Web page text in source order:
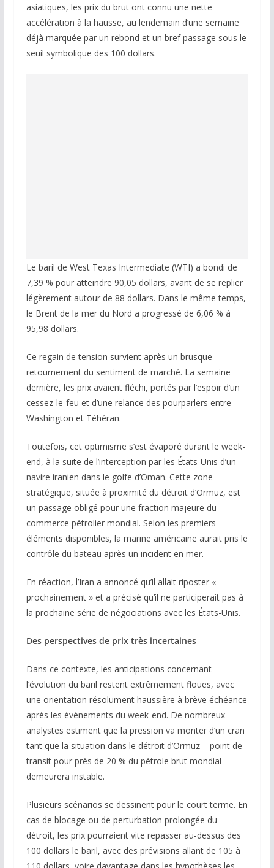
asiatiques, les prix du brut ont connu une nette
accélération à la hausse, au lendemain d’une semaine
déjà marquée par un rebond et un bref passage sous le
seuil symbolique des 100 dollars.
Le baril de West Texas Intermediate (WTI) a bondi de
7,39 % pour atteindre 90,05 dollars, avant de se replier
légèrement autour de 88 dollars. Dans le même temps,
le Brent de la mer du Nord a progressé de 6,06 % à
95,98 dollars.
Ce regain de tension survient après un brusque
retournement du sentiment de marché. La semaine
dernière, les prix avaient fléchi, portés par l’espoir d’un
cessez-le-feu et d’une relance des pourparlers entre
Washington et Téhéran.
Toutefois, cet optimisme s’est évaporé durant le week-
end, à la suite de l’interception par les États-Unis d’un
navire iranien dans le golfe d’Oman. Cette zone
stratégique, située à proximité du détroit d’Ormuz, est
un passage obligé pour une fraction majeure du
commerce pétrolier mondial. Selon les premiers
éléments disponibles, la marine américaine aurait pris le
contrôle du bateau après un incident en mer.
En réaction, l’Iran a annoncé qu’il allait riposter «
prochainement » et a précisé qu’il ne participerait pas à
la prochaine série de négociations avec les États-Unis.
Des perspectives de prix très incertaines
Dans ce contexte, les anticipations concernant
l’évolution du baril restent extrêmement floues, avec
une orientation résolument haussière à brève échéance
après les événements du week-end. De nombreux
analystes estiment que la pression va monter d’un cran
tant que la situation dans le détroit d’Ormuz – point de
transit pour près de 20 % du pétrole brut mondial –
demeurera instable.
Plusieurs scénarios se dessinent pour le court terme. En
cas de blocage ou de perturbation prolongée du
détroit, les prix pourraient vite repasser au-dessus des
100 dollars le baril, avec des prévisions allant de 105 à